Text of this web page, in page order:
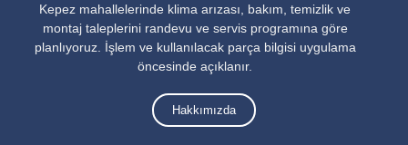
Kepez mahallelerinde klima arızası, bakım, temizlik ve
montaj taleplerini randevu ve servis programına göre
planlıyoruz. İşlem ve kullanılacak parça bilgisi uygulama
öncesinde açıklanır.
Hakkımızda